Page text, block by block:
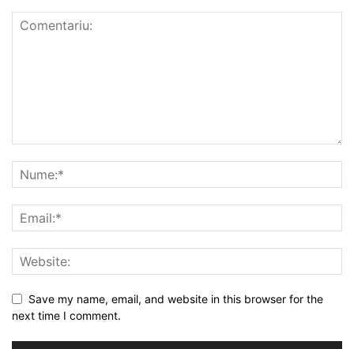
Save my name, email, and website in this browser for the
next time I comment.